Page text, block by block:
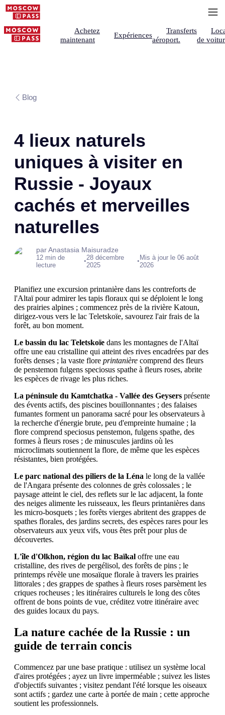
Achetez
maintenant
Expériences
Transferts
aéroport.
de
Blog
4 lieux naturels
uniques à visiter en
Russie - Joyaux
cachés et merveilles
naturelles
par Anastasia Maisuradze
12 min de
lecture
•28 décembre
2025
• Mis à jour le 06 août
2026
Planifiez une excursion printanière dans les contreforts de
l'Altaï pour admirer les tapis floraux qui se déploient le long
des prairies alpines ; commencez près de la rivière Katoun,
dirigez-vous vers le lac Teletskoïe, savourez l'air frais de la
forêt, au bon moment.
Le bassin du lac Teletskoïe dans les montagnes de l'Altaï
offre une eau cristalline qui atteint des rives encadrées par des
forêts denses ; la vaste flore printanière comprend des fleurs
de penstemon fulgens speciosus spathe à fleurs roses, abrite
les espèces de rivage les plus riches.
La péninsule du Kamtchatka - Vallée des Geysers présente
des évents actifs, des piscines bouillonnantes ; des falaises
fumantes forment un panorama sacré pour les observateurs à
la recherche d'énergie brute, peu d'empreinte humaine ; la
flore comprend speciosus penstemon, fulgens spathe, des
formes à fleurs roses ; de minuscules jardins où les
microclimats soutiennent la flore, de même que les espèces
résistantes, bien protégées.
Le parc national des piliers de la Léna le long de la vallée
de l'Angara présente des colonnes de grès colossales ; le
paysage atteint le ciel, des reflets sur le lac adjacent, la fonte
des neiges alimente les ruisseaux, les fleurs printanières dans
les micro-bosquets ; les forêts vierges abritent des grappes de
spathes florales, des jardins secrets, des espèces rares pour les
observateurs aux yeux vifs, vous êtes prêt pour plus de
découvertes.
L'île d'Olkhon, région du lac Baïkal offre une eau
cristalline, des rives de pergélisol, des forêts de pins ; le
printemps révèle une mosaïque florale à travers les prairies
littorales ; des grappes de spathes à fleurs roses parsèment les
criques rocheuses ; les itinéraires culturels le long des côtes
offrent de bons points de vue, créditez votre itinéraire avec
des guides locaux du pays.
La nature cachée de la Russie : un
guide de terrain concis
Commencez par une base pratique : utilisez un système local
d'aires protégées ; ayez un livre imperméable ; suivez les listes
d'objectifs suivantes ; visitez pendant l'été lorsque les oiseaux
sont actifs ; gardez une carte à portée de main ; cette approche
soutient les professionnels.